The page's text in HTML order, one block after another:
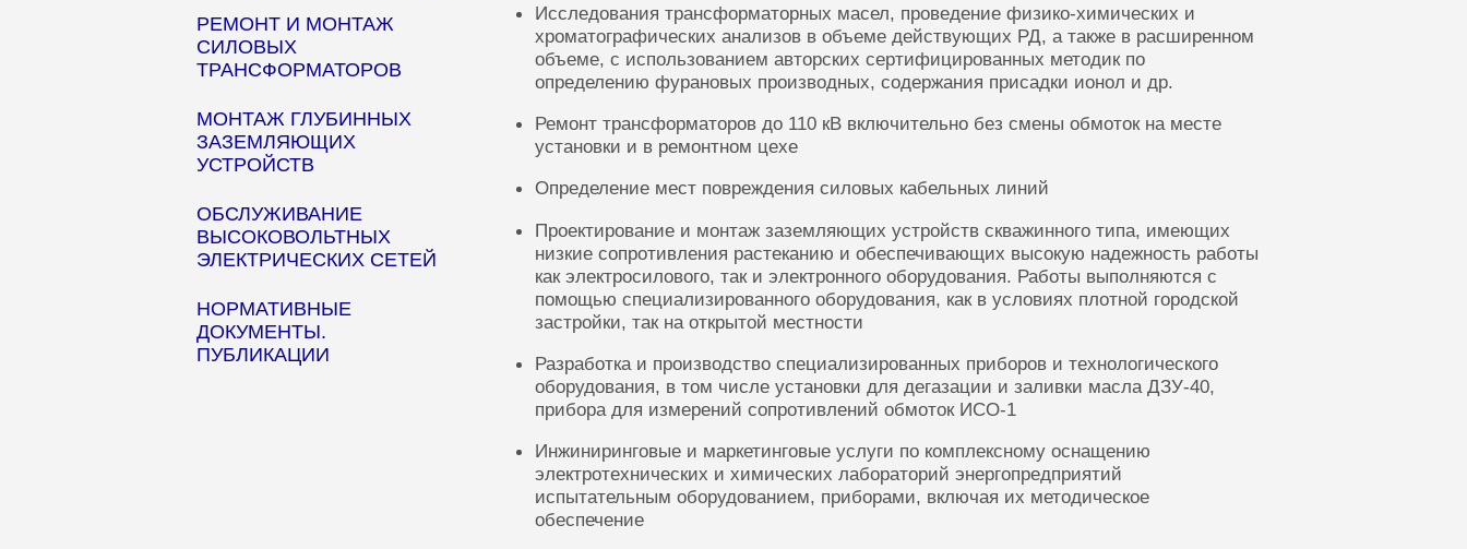
РЕМОНТ И МОНТАЖ
СИЛОВЫХ
ТРАНСФОРМАТОРОВ
МОНТАЖ ГЛУБИННЫХ
ЗАЗЕМЛЯЮЩИХ
УСТРОЙСТВ
ОБСЛУЖИВАНИЕ
ВЫСОКОВОЛЬТНЫХ
ЭЛЕКТРИЧЕСКИХ СЕТЕЙ
НОРМАТИВНЫЕ
ДОКУМЕНТЫ.
ПУБЛИКАЦИИ
Исследования трансформаторных масел, проведение физико-химических и
хроматографических анализов в объеме действующих РД, а также в расширенном
объеме, с использованием авторских сертифицированных методик по
определению фурановых производных, содержания присадки ионол и др.
Ремонт трансформаторов до 110 кВ включительно без смены обмоток на месте
установки и в ремонтном цехе
Определение мест повреждения силовых кабельных линий
Проектирование и монтаж заземляющих устройств скважинного типа, имеющих
низкие сопротивления растеканию и обеспечивающих высокую надежность работы
как электросилового, так и электронного оборудования. Работы выполняются с
помощью специализированного оборудования, как в условиях плотной городской
застройки, так на открытой местности
Разработка и производство специализированных приборов и технологического
оборудования, в том числе установки для дегазации и заливки масла ДЗУ-40,
прибора для измерений сопротивлений обмоток ИСО-1
Инжиниринговые и маркетинговые услуги по комплексному оснащению
электротехнических и химических лабораторий энергопредприятий
испытательным оборудованием, приборами, включая их методическое
обеспечение